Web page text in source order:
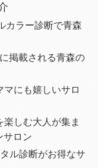
カラー診断で青森
掲載される青森の
にも嬉しいサロ
しむ大人が集ま
サロン
ル診断がお得なサ